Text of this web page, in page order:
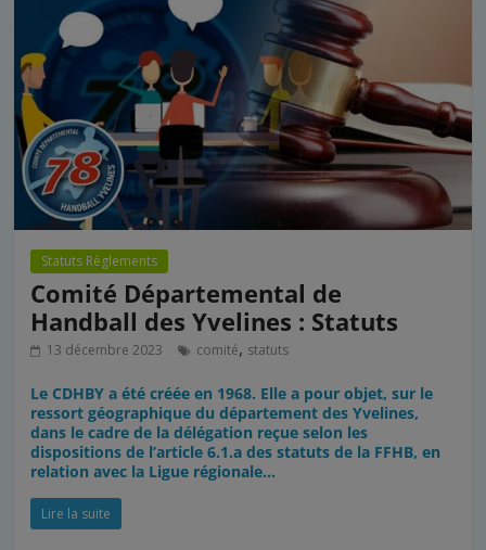
Statuts Règlements
Comité Départemental de
Handball des Yvelines : Statuts
13 décembre 2023 comité, statuts
Le CDHBY a été créée en 1968. Elle a pour objet, sur le
ressort géographique du département des Yvelines,
dans le cadre de la délégation reçue selon les
dispositions de l’article 6.1.a des statuts de la FFHB, en
relation avec la Ligue régionale…
Lire la suite